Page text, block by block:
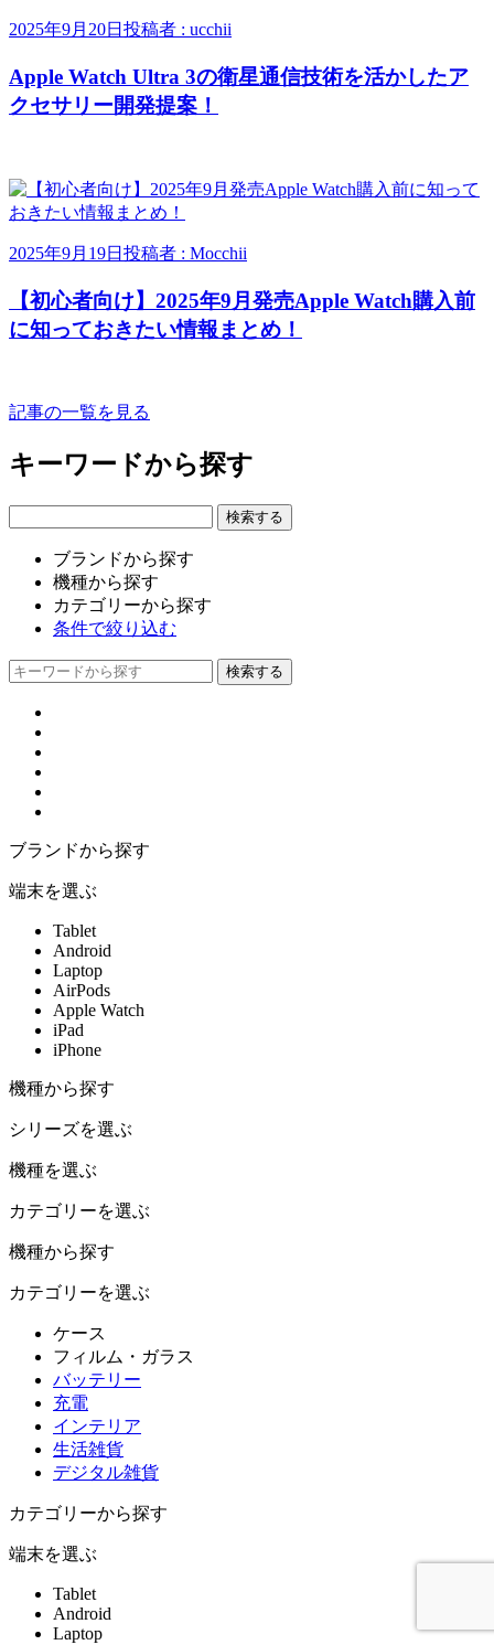
2025年9月20日 投稿者 : ucchii
Apple Watch Ultra 3の衛星通信技術を活かしたア
クセサリー開発提案！
2025年9月19日 投稿者 : Mocchii
【初心者向け】2025年9月発売Apple Watch購入前
に知っておきたい情報まとめ！
記事の一覧を見る
キーワードから探す
ブランドから探す
機種から探す
カテゴリーから探す
条件で絞り込む
ブランドから探す
端末を選ぶ
Tablet
Android
Laptop
AirPods
Apple Watch
iPad
iPhone
機種から探す
シリーズを選ぶ
機種を選ぶ
カテゴリーを選ぶ
機種から探す
カテゴリーを選ぶ
ケース
フィルム・ガラス
バッテリー
充電
インテリア
生活雑貨
デジタル雑貨
カテゴリーから探す
端末を選ぶ
Tablet
Android
Laptop